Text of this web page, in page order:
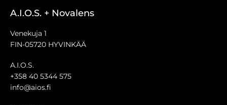
A.I.O.S. + Novalens
Venekuja 1
FIN-05720 HYVINKÄÄ
A.I.O.S.
+358 40 5344 575
info@aios.fi